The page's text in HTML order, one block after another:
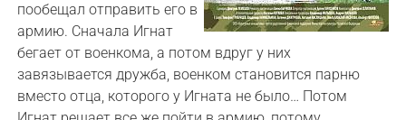
пообещал отправить его в
армию. Сначала Игнат
бегает от военкома, а потом вдруг у них
завязывается дружба, военком становится парню
вместо отца, которого у Игната не было… Потом